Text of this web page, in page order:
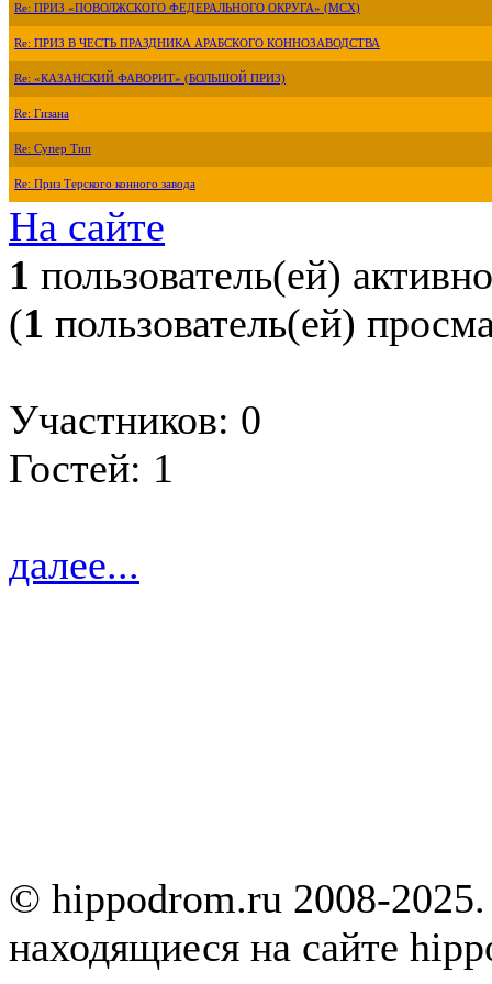
Re: ПРИЗ «ПОВОЛЖСКОГО ФЕДЕРАЛЬНОГО ОКРУГА» (МСХ)
Re: ПРИЗ В ЧЕСТЬ ПРАЗДНИКА АРАБСКОГО КОННОЗАВОДСТВА
Re: «КАЗАНСКИЙ ФАВОРИТ» (БОЛЬШОЙ ПРИЗ)
Re: Гизана
Re: Супер Тип
Re: Приз Терского конного завода
На сайте
1 пользователь(ей) активно
(1 пользователь(ей)
Участников: 0
Гостей: 1
далее...
© hippodrom.ru 2008-
находящиеся на сайте